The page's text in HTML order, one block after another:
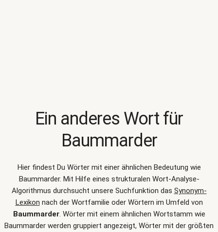
Ein anderes Wort für
Baummarder
Hier findest Du Wörter mit einer ähnlichen Bedeutung wie
Baummarder. Mit Hilfe eines strukturalen Wort-Analyse-
Algorithmus durchsucht unsere Suchfunktion das Synonym-
Lexikon nach der Wortfamilie oder Wörtern im Umfeld von
Baummarder. Wörter mit einem ähnlichen Wortstamm wie
Baummarder werden gruppiert angezeigt, Wörter mit der größten